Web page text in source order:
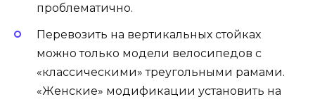
проблематично.
Перевозить на вертикальных стойках
можно только модели велосипедов с
«классическими» треугольными рамами.
«Женские» модификации установить на